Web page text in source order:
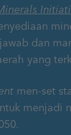
dan
yang
men-set
menjadi